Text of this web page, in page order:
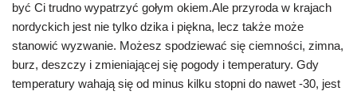
być Ci trudno wypatrzyć gołym okiem.Ale przyroda w krajach
nordyckich jest nie tylko dzika i piękna, lecz także może
stanowić wyzwanie. Możesz spodziewać się ciemności, zimna,
burz, deszczy i zmieniającej się pogody i temperatury. Gdy
temperatury wahają się od minus kilku stopni do nawet -30, jest